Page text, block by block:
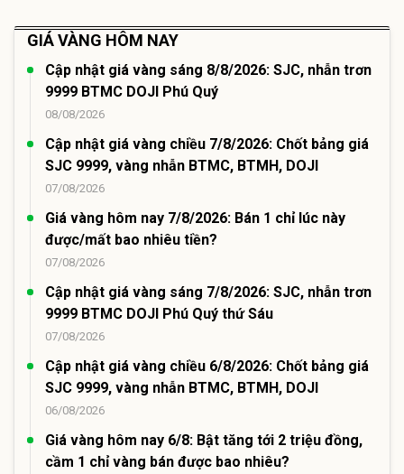
GIÁ VÀNG HÔM NAY
Cập nhật giá vàng sáng 8/8/2026: SJC, nhẫn trơn
9999 BTMC DOJI Phú Quý
08/08/2026
Cập nhật giá vàng chiều 7/8/2026: Chốt bảng giá
SJC 9999, vàng nhẫn BTMC, BTMH, DOJI
07/08/2026
Giá vàng hôm nay 7/8/2026: Bán 1 chỉ lúc này
được/mất bao nhiêu tiền?
07/08/2026
Cập nhật giá vàng sáng 7/8/2026: SJC, nhẫn trơn
9999 BTMC DOJI Phú Quý thứ Sáu
07/08/2026
Cập nhật giá vàng chiều 6/8/2026: Chốt bảng giá
SJC 9999, vàng nhẫn BTMC, BTMH, DOJI
06/08/2026
Giá vàng hôm nay 6/8: Bật tăng tới 2 triệu đồng,
cầm 1 chỉ vàng bán được bao nhiêu?